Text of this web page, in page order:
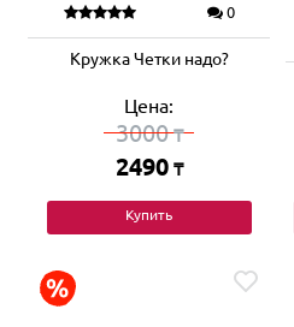
0
Кружка Четки надо?
Цена:
3000₸
2490 ₸
Купить